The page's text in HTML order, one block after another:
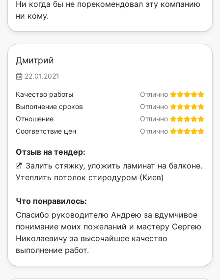
Ни когда бы не порекомендовал эту компанию
ни кому.
Дмитрий
22.01.2021
Отлично
Качество работы
Отлично
Выполнение сроков
Отлично
Отношение
Отлично
Соответствие цен
Отзыв на тендер:
Залить стяжку, уложить ламинат на балконе.
Утеплить потолок стиродуром (Киев)
Что понравилось:
Спасибо руководителю Андрею за вдумчивое
понимание моих пожеланий и мастеру Сергею
Николаевичу за высочайшее качество
выполнение работ.